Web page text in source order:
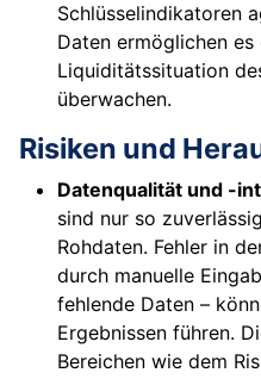
Schlüsselindikatoren
Daten ermöglichen
Liquiditätssituation
überwachen.
Risiken und
Datenqualität und -
sind nur so
Rohdaten. Fehler in
durch manuelle
fehlende Daten –
Ergebnissen führen.
Bereichen wie dem